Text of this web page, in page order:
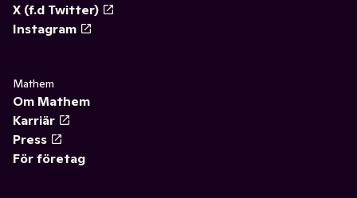
X (f.d Twitter)
Instagram
Mathem
Om Mathem
Karriär
Press
För företag